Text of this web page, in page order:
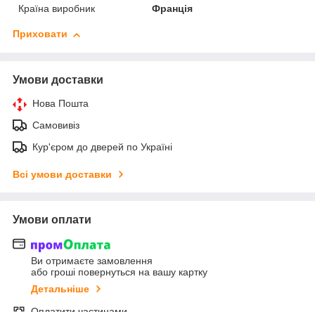
Країна виробник Франція
Приховати
Умови доставки
Нова Пошта
Самовивіз
Кур'єром до дверей по Україні
Всі умови доставки
Умови оплати
Ви отримаєте замовлення
або гроші повернуться на вашу картку
Детальніше